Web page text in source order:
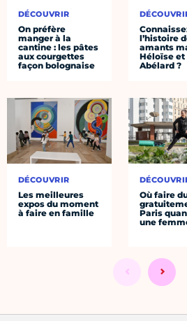
DÉCOUVRIR
On préfère
manger à la
cantine : les pâtes
aux courgettes
façon bolognaise
DÉCOUVRIR
Les meilleures
expos du moment
à faire en famille
l’histoire
amants
Héloïse et
Abélard ?
Où faire
Paris
une